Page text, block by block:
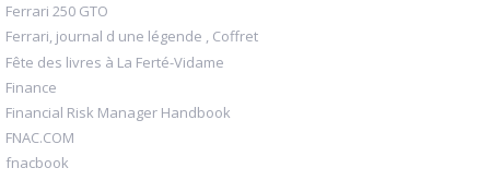
Ferrari 250 GTO
Ferrari, journal d une légende , Coffret
Fête des livres à La Ferté-Vidame
Finance
Financial Risk Manager Handbook
FNAC.COM
fnacbook